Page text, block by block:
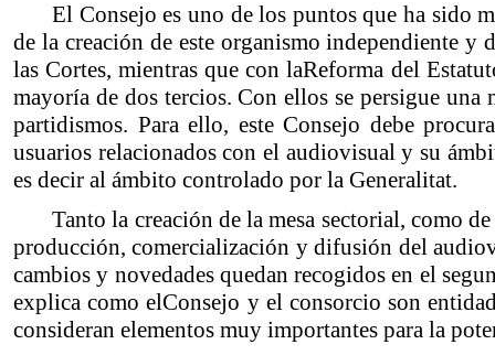
El Consejo es uno de los puntos que ha sido
de la creación de este organismo independiente y
las Cortes, mientras que con laReforma del
mayoría de dos tercios. Con ellos se persigue
partidismos. Para ello, este Consejo debe
usuarios relacionados con el audiovisual y su
es decir al ámbito controlado por la Generalitat.
Tanto la creación de la mesa sectorial, como
producción, comercialización y difusión del
cambios y novedades quedan recogidos en el
explica como elConsejo y el consorcio son
consideran elementos muy importantes para la